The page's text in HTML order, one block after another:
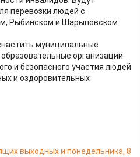
перевозки людей с
Рыбинском и Шарыповском
муниципальные
организации
и безопасного участия людей
и оздоровительных
выходных и понедельника, 8